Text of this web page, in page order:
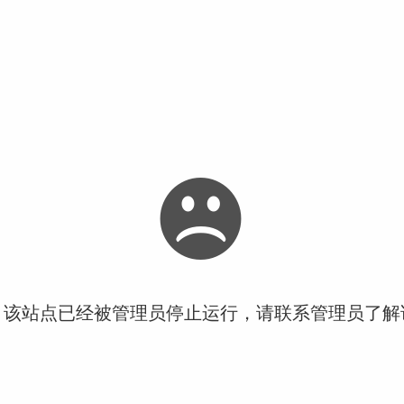
站点已经被管理员停止运行，请联系管理员了